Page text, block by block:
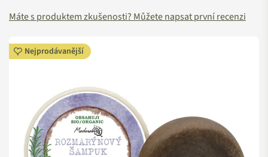
Máte s produktem zkušenosti? Můžete napsat první recenzi
Nejprodávanější